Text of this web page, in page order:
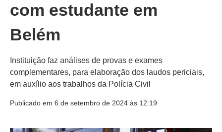
com estudante em
Belém
Instituição faz análises de provas e exames
complementares, para elaboração dos laudos periciais,
em auxílio aos trabalhos da Polícia Civil
Publicado em 6 de setembro de 2024 às 12:19